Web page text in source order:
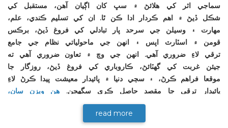
سماجي اثر کي هلائڻ ۾ سڀ کان اڳيان آهن، مستقبل کي
شڪل ڏيڻ ۾ اهم ڪردار ادا ڪن ٿا. ان کي تسليم ڪندي، علم،
مهارت ۽ وسيلن جي سرحد پار تبادلي کي فروغ ڏيڻ، برڪس
قومن ۾ اسٽارٽ اپس ۽ انهن جي ماحولياتي نظام جي جامع
ترقي لاءِ ضروري آهي. انهن جي وچ ۾ تعاون ضروري آهي ته
جيئن غربت کي گهٽائڻ، ڪاروباري کي فروغ ڏيڻ، روزگار جا
موقعا فراهم ڪرڻ، ۽ سڄي دنيا ۾ پائيدار معيشت پيدا ڪرڻ لاءِ
پائيدار ترقي جا مقصد حاصل ڪري سگهجن. هن ويزن سان،
. برڪس اسٽارٽ اپ فورم جو مقصد
read more